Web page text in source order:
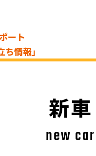
ート
情報」
新車
new car